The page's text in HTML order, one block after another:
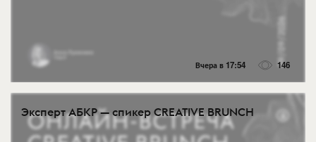
Вчера в 17:54 146
Эксперт АБКР — спикер CREATIVE BRUNCH